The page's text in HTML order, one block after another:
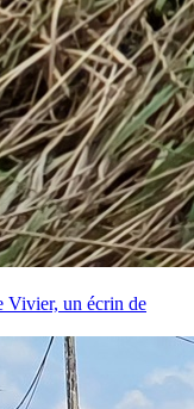
Vivier, un écrin de